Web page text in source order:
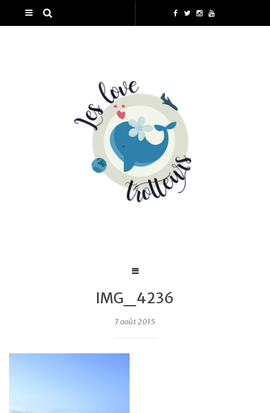
IMG_4236
7 août 2015